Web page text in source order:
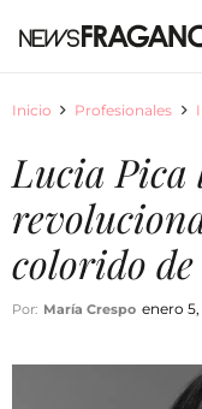
Inicio Profesionales
Lucia Pica
colorido
Por: María Crespo enero 5,